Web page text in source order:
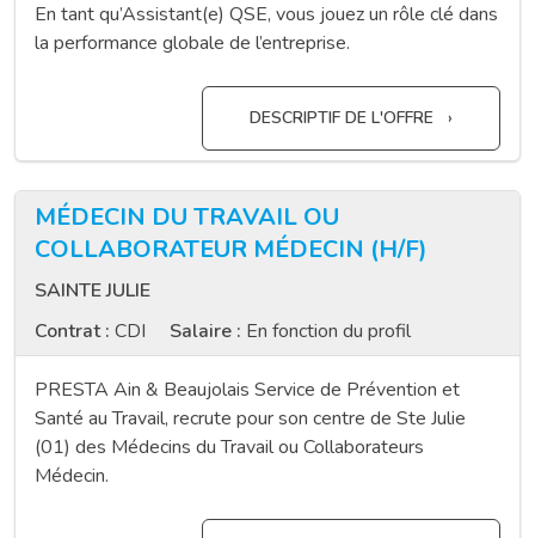
En tant qu’Assistant(e) QSE, vous jouez un rôle clé dans
la performance globale de l’entreprise.
DESCRIPTIF DE L'OFFRE
MÉDECIN DU TRAVAIL OU
COLLABORATEUR MÉDECIN (H/F)
SAINTE JULIE
Contrat : CDI Salaire : En fonction du profil
PRESTA Ain & Beaujolais Service de Prévention et
Santé au Travail, recrute pour son centre de Ste Julie
(01) des Médecins du Travail ou Collaborateurs
Médecin.